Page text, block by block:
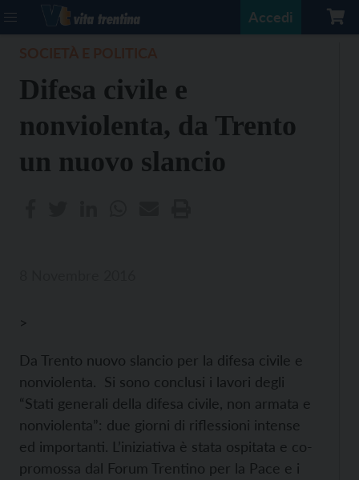
Accedi
Difesa civile e
nonviolenta, da Trento
un nuovo slancio
>
Da Trento nuovo slancio per la difesa civile e
nonviolenta. Si sono conclusi i lavori degli
“Stati generali della difesa civile, non armata e
nonviolenta”: due giorni di riflessioni intense
ed importanti. L’iniziativa è stata ospitata e co-
promossa dal Forum Trentino per la Pace e i